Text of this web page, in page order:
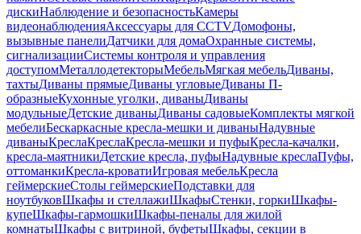
дискиНаблюдение и безопасностьКамеры
видеонаблюденияАксессуары для CCTVДомофоны,
вызывные панелиДатчики для домаОхранные системы,
сигнализацииСистемы контроля и управления
доступомМеталлодетекторыМебельМягкая мебельДиваны,
тахтыДиваны прямыеДиваны угловыеДиваны П-
образныеКухонные уголки, диваныДиваны
модульныеДетские диваныДиваны садовыеКомплекты мягкой
мебелиБескаркасные кресла-мешки и диваныНадувные
диваныКреслаКреслаКресла-мешки и пуфыКресла-качалки,
кресла-маятникиДетские кресла, пуфыНадувные креслаПуфы,
оттоманкиКресла-кроватиИгровая мебельКресла
геймерскиеСтолы геймерскиеПодставки для
ноутбуковШкафы и стеллажиШкафыСтенки, горкиШкафы-
купеШкафы-гармошкиШкафы-пеналы для жилой
комнатыШкафы с витриной, буфетыШкафы, секции в